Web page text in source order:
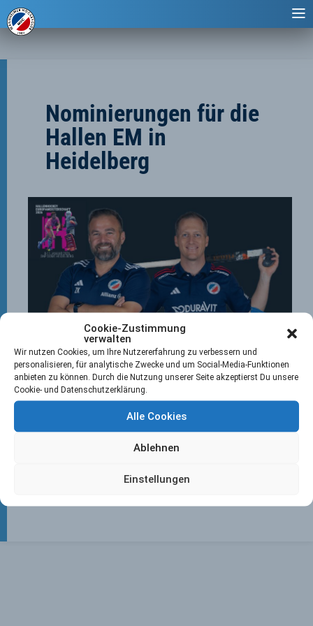
Cookie-Zustimmung
verwalten
Wir nutzen Cookies, um Ihre Nutzererfahrung zu verbessern und
personalisieren, für analytische Zwecke und um Social-Media-Funktionen
anbieten zu können. Durch die Nutzung unserer Seite akzeptierst Du unsere
Cookie- und Datenschutzerklärung.
Alle Cookies
Ablehnen
Einstellungen
Nominierungen für die
Hallen EM in
Heidelberg
Und für die am kommenden Donnerstag startende
Hallen EM der Männer, vertritt Japhi Fischer unsere
Farben auf dem Feld!
Zafer Kir wird am Spielfeldrand als Headcoach der
Türkei aktiv sein – unterstützt durch Paul Bonsiep
beiede ebenfalls vom MHC!
Auch den „Jungs“ wünschen wir selbstverständlich viel